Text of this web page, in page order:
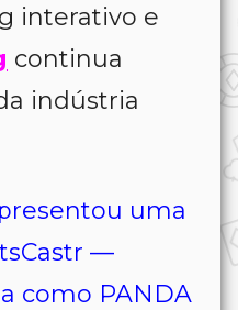
interativo e
continua
indústria
uma
—
como PANDA